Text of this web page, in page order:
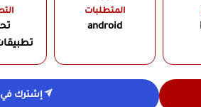
المتطلبات
android
إشترك في